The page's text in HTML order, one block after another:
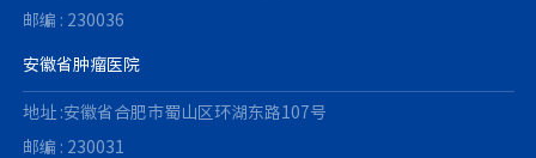
邮编 : 230036
安徽省肿瘤医院
地址 :安徽省合肥市蜀山区环湖东路107号
邮编 : 230031